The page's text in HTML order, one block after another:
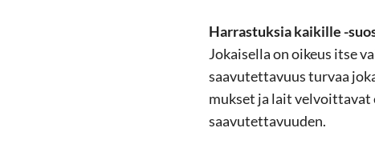
Har­ras­tuk­sia kai­kil­le -​
Jo­kai­sel­la on oi­keus itse
saa­vu­tet­ta­vuus tur­vaa
muk­set ja lait vel­voit­ta­vat
saa­vu­tet­ta­vuu­den.